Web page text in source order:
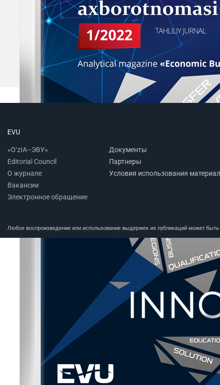
EVU
«O‘zIA–ЭВУ»
Editorial Council
О журнале
Вакансии
Электронное обращение
Документы
Партнеры
Условия использования
Любое воспроизведение или использование выдержек из публикаций может